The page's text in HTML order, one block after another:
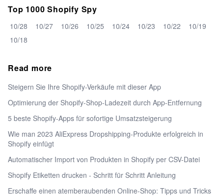
Top 1000 Shopify Spy
10/28 10/27 10/26 10/25 10/24 10/23 10/22
10/19
10/18
Read more
Steigern Sie Ihre Shopify-Verkäufe mit dieser App
Optimierung der Shopify-Shop-Ladezeit durch App-Entfernung
5 beste Shopify-Apps für sofortige Umsatzsteigerung
Wie man 2023 AliExpress Dropshipping-Produkte erfolgreich in
Shopify einfügt
Automatischer Import von Produkten in Shopify per CSV-Datei
Shopify Etiketten drucken - Schritt für Schritt Anleitung
Erschaffe einen atemberaubenden Online-Shop: Tipps und Tricks